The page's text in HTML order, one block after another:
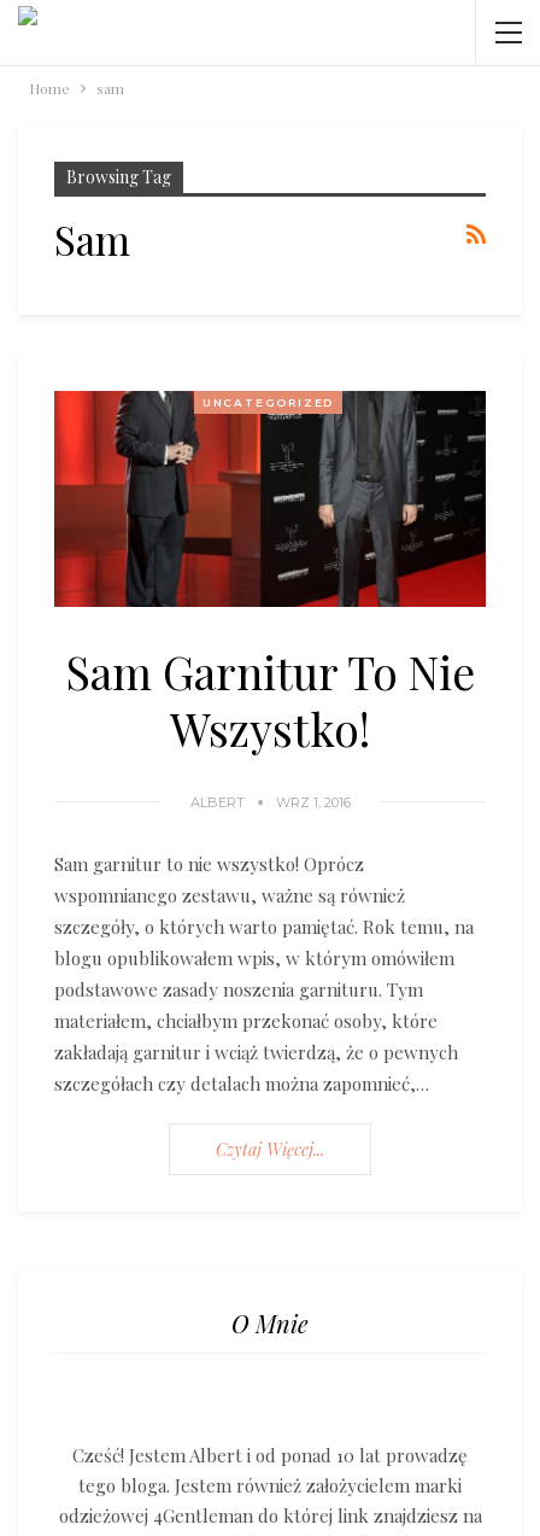
Home sam
Browsing Tag
Sam
UNCATEGORIZED
Sam Garnitur To Nie
Wszystko!
ALBERT WRZ 1, 2016
Sam garnitur to nie wszystko! Oprócz
wspomnianego zestawu, ważne są również
szczegóły, o których warto pamiętać. Rok temu, na
blogu opublikowałem wpis, w którym omówiłem
podstawowe zasady noszenia garnituru. Tym
materiałem, chciałbym przekonać osoby, które
zakładają garnitur i wciąż twierdzą, że o pewnych
szczegółach czy detalach można zapomnieć,…
Czytaj Więcej...
O Mnie
Cześć! Jestem Albert i od ponad 10 lat prowadzę
tego bloga. Jestem również założycielem marki
odzieżowej 4Gentleman do której link znajdziesz na